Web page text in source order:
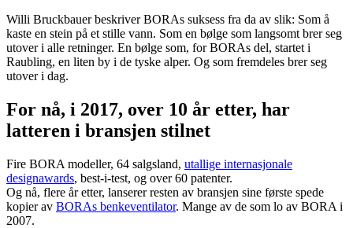
Willi Bruckbauer beskriver BORAs suksess fra da av slik: Som å
kaste en stein på et stille vann. Som en bølge som langsomt brer seg
utover i alle retninger. En bølge som, for BORAs del, startet i
Raubling, en liten by i de tyske alper. Og som fremdeles brer seg
utover i dag.
For nå, i 2017, over 10 år etter, har
latteren i bransjen stilnet
Fire BORA modeller, 64 salgsland, utallige internasjonale
designawards, best-i-test, og over 60 patenter.
Og nå, flere år etter, lanserer resten av bransjen sine første spede
kopier av BORAs benkeventilator. Mange av de som lo av BORA i
2007.